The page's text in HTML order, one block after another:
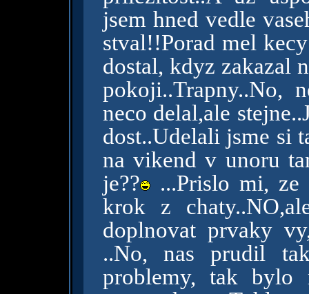
jsem hned vedle
stval!!Porad mel
dostal, kdyz zakazal
pokoji..Trapny..No,
neco delal,ale
dost..Udelali jsme si
na vikend v unoru
je?? ...Prislo mi, ze
krok z
doplnovat prvaky
..No, nas prudil
problemy, tak bylo